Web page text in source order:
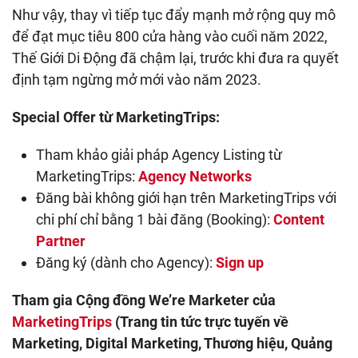
Như vậy, thay vì tiếp tục đẩy mạnh mở rộng quy mô
để đạt mục tiêu 800 cửa hàng vào cuối năm 2022,
Thế Giới Di Động đã chậm lại, trước khi đưa ra quyết
định tạm ngừng mở mới vào năm 2023.
Special Offer từ MarketingTrips:
Tham khảo giải pháp Agency Listing từ
MarketingTrips: Agency Networks
Đăng bài không giới hạn trên MarketingTrips với
chi phí chỉ bằng 1 bài đăng (Booking): Content
Partner
Đăng ký (dành cho Agency): Sign up
Tham gia Cộng đồng We’re Marketer của
MarketingTrips (Trang tin tức trực tuyến về
Marketing, Digital Marketing, Thương hiệu, Quảng